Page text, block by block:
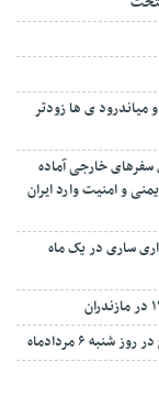
و میاندرود ی ها زودتر
سفرهای خارجی آماده
با ایمنی و امنیت وارد ایران
ساری در یک ماه